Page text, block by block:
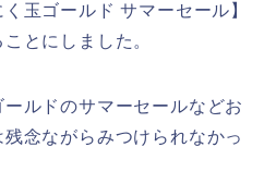
玉ゴールド サマーセール】
とにしました。
ルドのサマーセールなどお
念ながらみつけられなかっ